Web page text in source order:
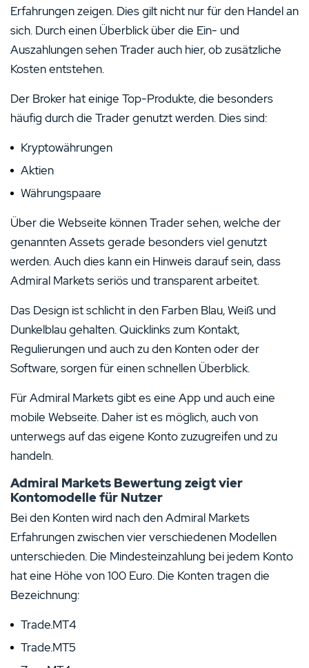
Erfahrungen zeigen. Dies gilt nicht nur für den Handel an
sich. Durch einen Überblick über die Ein- und
Auszahlungen sehen Trader auch hier, ob zusätzliche
Kosten entstehen.
Der Broker hat einige Top-Produkte, die besonders
häufig durch die Trader genutzt werden. Dies sind:
Kryptowährungen
Aktien
Währungspaare
Über die Webseite können Trader sehen, welche der
genannten Assets gerade besonders viel genutzt
werden. Auch dies kann ein Hinweis darauf sein, dass
Admiral Markets seriös und transparent arbeitet.
Das Design ist schlicht in den Farben Blau, Weiß und
Dunkelblau gehalten. Quicklinks zum Kontakt,
Regulierungen und auch zu den Konten oder der
Software, sorgen für einen schnellen Überblick.
Für Admiral Markets gibt es eine App und auch eine
mobile Webseite. Daher ist es möglich, auch von
unterwegs auf das eigene Konto zuzugreifen und zu
handeln.
Admiral Markets Bewertung zeigt vier
Kontomodelle für Nutzer
Bei den Konten wird nach den Admiral Markets
Erfahrungen zwischen vier verschiedenen Modellen
unterschieden. Die Mindesteinzahlung bei jedem Konto
hat eine Höhe von 100 Euro. Die Konten tragen die
Bezeichnung:
Trade.MT4
Trade.MT5